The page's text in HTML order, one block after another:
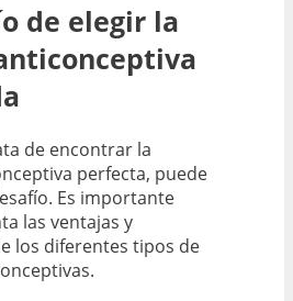
de elegir la
de encontrar la
perfecta, puede
Es importante
las ventajas y
los diferentes tipos de